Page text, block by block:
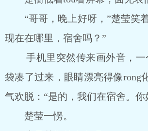
“哥哥，晚上好呀，”楚莹笑
现在在哪里，宿舍吗？”
手机里突然传来画外音，一
袋凑了过来，眼睛漂亮得像rong
气欢脱：“是的，我们在宿舍。你
楚莹一愣。